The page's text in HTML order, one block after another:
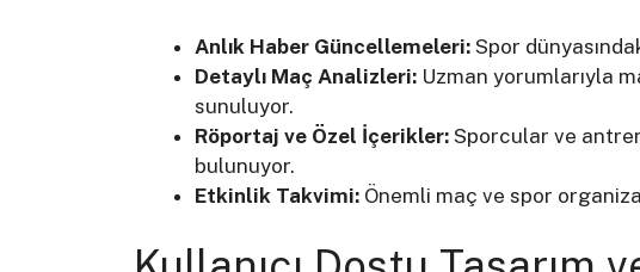
Anlık Haber Güncellemeleri: Spor
Detaylı Maç Analizleri: Uzman yorumlarıyla
sunuluyor.
Röportaj ve Özel İçerikler: Sporcular ve
bulunuyor.
Etkinlik Takvimi: Önemli maç ve spor